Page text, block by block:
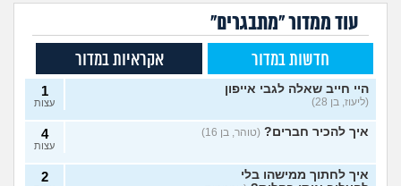
עוד ממדור "מתבגרים"
חדשות במדור אקראיות במדור
היי חייב שאלה לגבי אייפון
(ליעוז, בן 28)
1
עצות
איך להכיר חברים? (טוהר, בן 16) 4
עצות
איך לחתוך ממישהו בלי
2